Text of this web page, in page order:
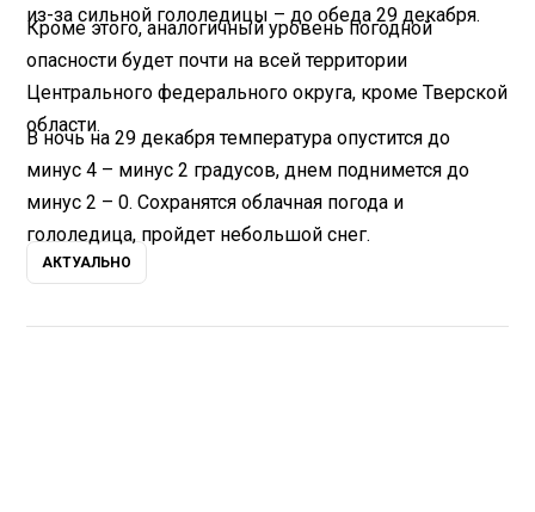
из-за сильной гололедицы – до обеда 29 декабря.
Кроме этого, аналогичный уровень погодной
опасности будет почти на всей территории
Центрального федерального округа, кроме Тверской
области.
В ночь на 29 декабря температура опустится до
минус 4 – минус 2 градусов, днем поднимется до
минус 2 – 0. Сохранятся облачная погода и
гололедица, пройдет небольшой снег.
АКТУАЛЬНО